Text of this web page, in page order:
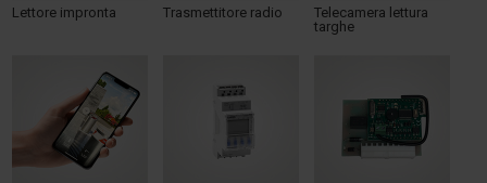
Lettore impronta Trasmettitore radio
Telecamera lettura
targhe